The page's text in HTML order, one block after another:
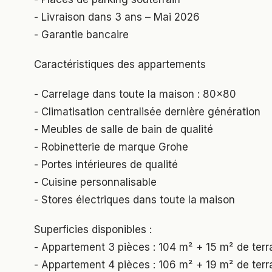
- Livraison dans 3 ans – Mai 2026
- Garantie bancaire
Caractéristiques des appartements
- Carrelage dans toute la maison : 80x80
- Climatisation centralisée dernière génération
- Meubles de salle de bain de qualité
- Robinetterie de marque Grohe
- Portes intérieures de qualité
- Cuisine personnalisable
- Stores électriques dans toute la maison
Superficies disponibles :
- Appartement 3 pièces : 104 m² + 15 m² de
- Appartement 4 pièces : 106 m² + 19 m² de